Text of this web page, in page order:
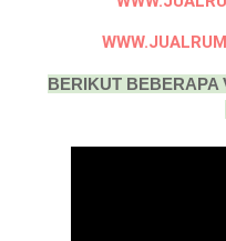
BERIKUT BEBERAPA